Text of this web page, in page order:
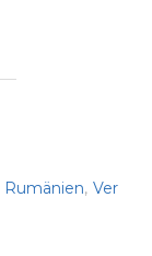
Rumänien, Ver